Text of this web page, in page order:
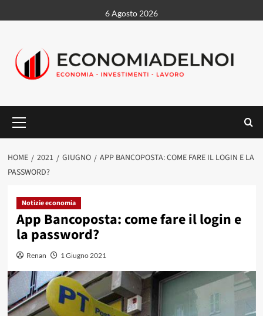
al
6 Agosto 2026
principale
HOME 2021 GIUGNO
APP BANCOPOSTA: COME FARE IL LOGIN E LA
PASSWORD?
Notizie economia
App Bancoposta: come fare il login e
la password?
Renan 1 Giugno 2021